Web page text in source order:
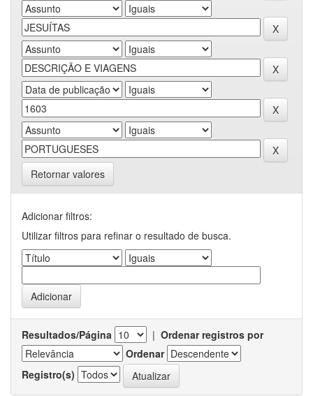
Retornar valores
Adicionar filtros:
Utilizar filtros para refinar o resultado de busca.
Resultados/Página | Ordenar registros por
Ordenar
Registro(s)